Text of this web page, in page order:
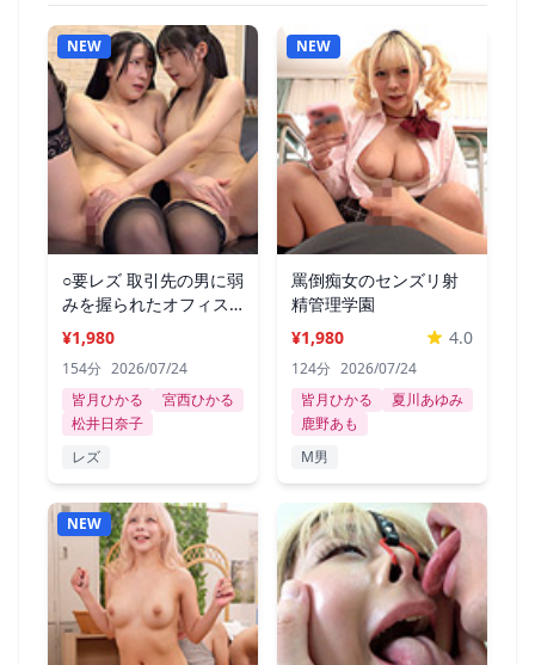
NEW
○要レズ 取引先の男に弱
みを握られたオフィス
レディ達
¥1,980
154分 2026/07/24
皆月ひかる
宮西ひかる
松井日奈子
レズ
NEW
罵倒痴女のセンズリ射
精管理学園
¥1,980
4.0
124分 2026/07/24
皆月ひかる
夏川あゆみ
鹿野あも
M男
NEW